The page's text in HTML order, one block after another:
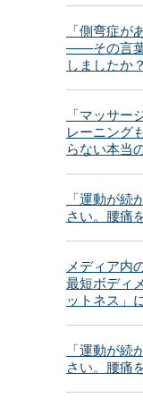
「側弯症が
——その言葉
しましたか？
「マッサー
レーニング
らない本当
「運動が続
さい。腰痛
メディア内
最短ボディ
ットネス」
「運動が続
さい。腰痛